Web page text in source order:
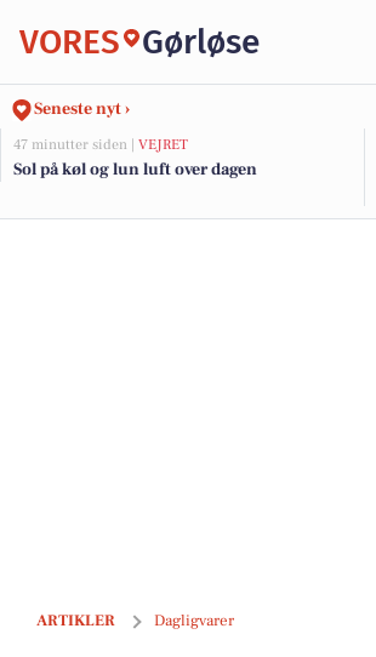
VORES Gørløse
Seneste nyt ›
47 minutter siden | VEJRET
Sol på køl og lun luft over dagen
ARTIKLER Dagligvarer
Tilbud på næste uges dagligvarer